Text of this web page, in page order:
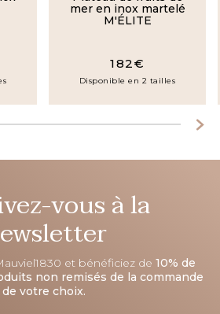
mer en inox martelé
M'ÉLITE
182€
Disponible en 2 tailles
vous à la
et bénéficiez de 10% de
non remisés de la commande
de votre choix.